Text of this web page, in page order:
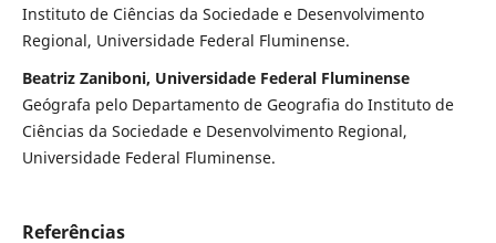
Instituto de Ciências da Sociedade e Desenvolvimento
Regional, Universidade Federal Fluminense.
Beatriz Zaniboni, Universidade Federal Fluminense
Geógrafa pelo Departamento de Geografia do Instituto de
Ciências da Sociedade e Desenvolvimento Regional,
Universidade Federal Fluminense.
Referências